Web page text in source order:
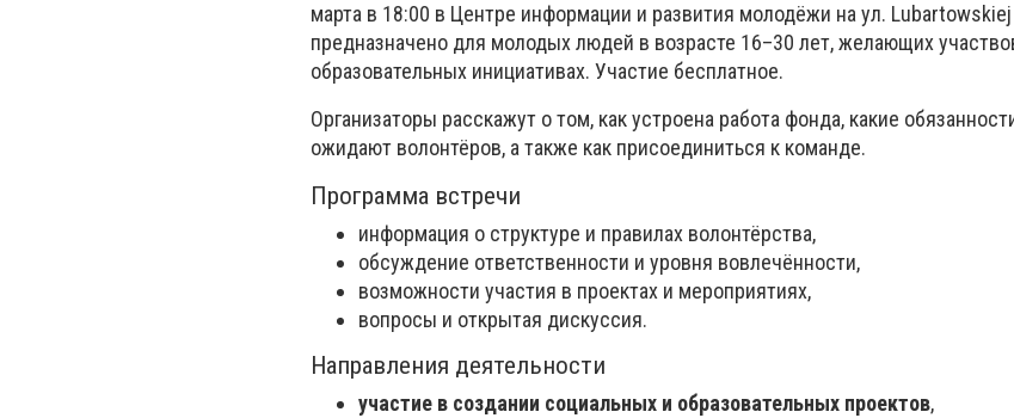
марта в 18:00 в Центре информации и развития молодёжи на ул.
предназначено для молодых людей в возрасте 16–30 лет, желающих
образовательных инициативах. Участие бесплатное.
Организаторы расскажут о том, как устроена работа фонда, какие
ожидают волонтёров, а также как присоединиться к команде.
Программа встречи
информация о структуре и правилах волонтёрства,
обсуждение ответственности и уровня вовлечённости,
возможности участия в проектах и мероприятиях,
вопросы и открытая дискуссия.
Направления деятельности
участие в создании социальных и образовательных проектов,